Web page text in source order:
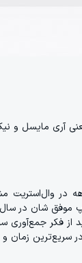
آری مایسل و
وال‌استریت
در سال 2016 نوشته‌اند.
فکر جمع‌آوری
در سریع‌ترین